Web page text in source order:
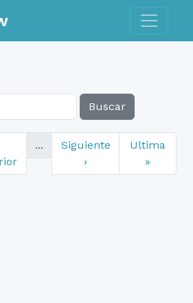
Toggle
Buscar
...
Siguiente
›
Ultima
»